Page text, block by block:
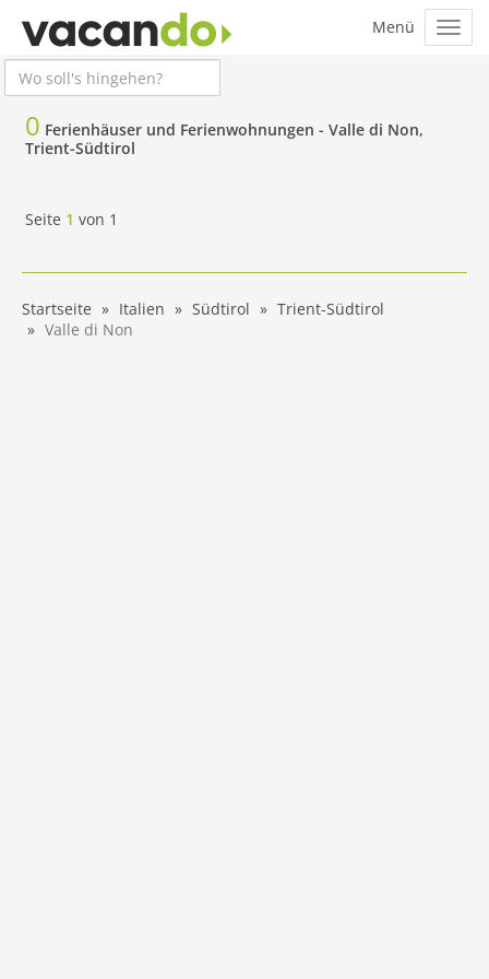
0 Ferienhäuser und Ferienwohnungen - Valle di Non,
Trient-Südtirol
Seite 1 von 1
Startseite Italien Südtirol
Trient-Südtirol
Valle di Non